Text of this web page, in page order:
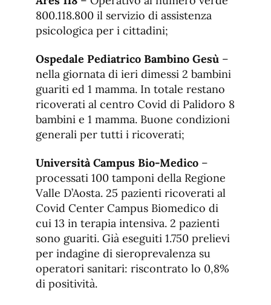
800.118.800 il servizio di assistenza
psicologica per i cittadini;
Ospedale Pediatrico Bambino Gesù –
nella giornata di ieri dimessi 2 bambini
guariti ed 1 mamma. In totale restano
ricoverati al centro Covid di Palidoro 8
bambini e 1 mamma. Buone condizioni
generali per tutti i ricoverati;
Università Campus Bio-Medico –
processati 100 tamponi della Regione
Valle D’Aosta. 25 pazienti ricoverati al
Covid Center Campus Biomedico di
cui 13 in terapia intensiva. 2 pazienti
sono guariti. Già eseguiti 1.750 prelievi
per indagine di sieroprevalenza su
operatori sanitari: riscontrato lo 0,8%
di positività.